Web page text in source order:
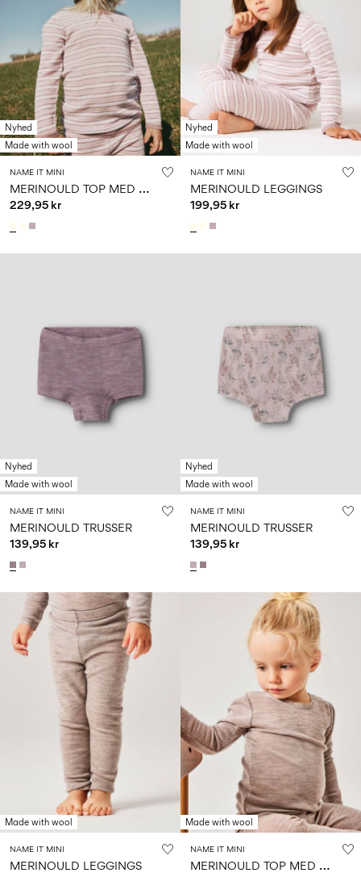
Nyhed
Made with wool
NAME IT MINI
M
ERINOULD TOP MED LANGE ÆRMER
229,95 kr
Nyhed
Made with wool
NAME IT MINI
MERINOULD LEGGINGS
199,95 kr
Nyhed
Made with wool
NAME IT MINI
MERINOULD TRUSSER
139,95 kr
Nyhed
Made with wool
NAME IT MINI
MERINOULD TRUSSER
139,95 kr
Made with wool
NAME IT MINI
MERINOULD LEGGINGS
Made with wool
NAME IT MINI
M
ERINOULD TOP MED LANGE ÆRMER